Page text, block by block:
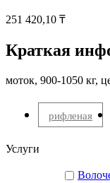
251 420,10 ₸
Краткая
моток, 900-1050 кг,
рифленая
Услуги